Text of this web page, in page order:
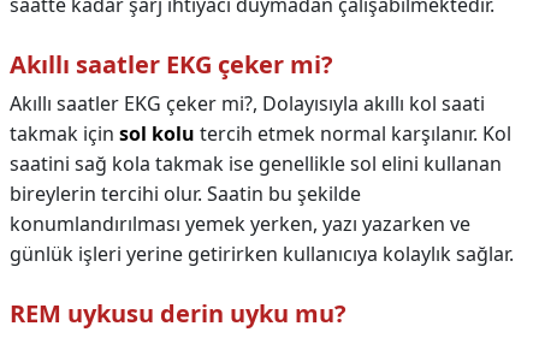
Akıllı saatler EKG çeker mi?
Akıllı saatler EKG çeker mi?, Dolayısıyla akıllı kol saati
takmak için sol kolu tercih etmek normal karşılanır. Kol
saatini sağ kola takmak ise genellikle sol elini kullanan
bireylerin tercihi olur. Saatin bu şekilde
konumlandırılması yemek yerken, yazı yazarken ve
günlük işleri yerine getirirken kullanıcıya kolaylık sağlar.
REM uykusu derin uyku mu?